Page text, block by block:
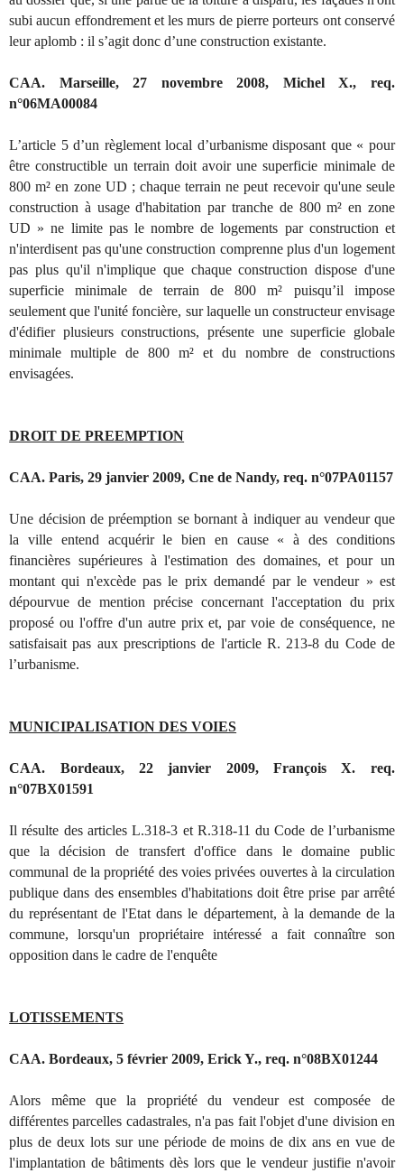
subi aucun effondrement et les murs de pierre porteurs ont conservé
leur aplomb : il s’agit donc d’une construction existante.
CAA. Marseille, 27 novembre 2008, Michel X., req.
n°06MA00084
L’article 5 d’un règlement local d’urbanisme disposant que « pour
être constructible un terrain doit avoir une superficie minimale de
800 m² en zone UD ; chaque terrain ne peut recevoir qu'une seule
construction à usage d'habitation par tranche de 800 m² en zone
UD » ne limite pas le nombre de logements par construction et
n'interdisent pas qu'une construction comprenne plus d'un logement
pas plus qu'il n'implique que chaque construction dispose d'une
superficie minimale de terrain de 800 m² puisqu’il impose
seulement que l'unité foncière, sur laquelle un constructeur envisage
d'édifier plusieurs constructions, présente une superficie globale
minimale multiple de 800 m² et du nombre de constructions
envisagées.
DROIT DE PREEMPTION
CAA. Paris, 29 janvier 2009, Cne de Nandy, req. n°07PA01157
Une décision de préemption se bornant à indiquer au vendeur que
la ville entend acquérir le bien en cause « à des conditions
financières supérieures à l'estimation des domaines, et pour un
montant qui n'excède pas le prix demandé par le vendeur » est
dépourvue de mention précise concernant l'acceptation du prix
proposé ou l'offre d'un autre prix et, par voie de conséquence, ne
satisfaisait pas aux prescriptions de l'article R. 213-8 du Code de
l’urbanisme.
MUNICIPALISATION DES VOIES
CAA. Bordeaux, 22 janvier 2009, François X. req.
n°07BX01591
Il résulte des articles L.318-3 et R.318-11 du Code de l’urbanisme
que la décision de transfert d'office dans le domaine public
communal de la propriété des voies privées ouvertes à la circulation
publique dans des ensembles d'habitations doit être prise par arrêté
du représentant de l'Etat dans le département, à la demande de la
commune, lorsqu'un propriétaire intéressé a fait connaître son
opposition dans le cadre de l'enquête
LOTISSEMENTS
CAA. Bordeaux, 5 février 2009, Erick Y., req. n°08BX01244
Alors même que la propriété du vendeur est composée de
différentes parcelles cadastrales, n'a pas fait l'objet d'une division en
plus de deux lots sur une période de moins de dix ans en vue de
l'implantation de bâtiments dès lors que le vendeur justifie n'avoir